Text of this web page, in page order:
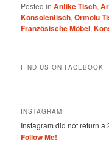
Posted in Antike Tisch,
Konsolentisch,Ormolu
Französische Möbel,
FIND US ON FACEBOOK
INSTAGRAM
Instagram did not return a
Follow Me!